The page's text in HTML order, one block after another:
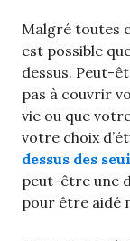
Malgré toutes
est possible
dessus. Peut-
pas à couvrir
vie ou que
votre choix
dessus des
peut-être une
pour être aidé